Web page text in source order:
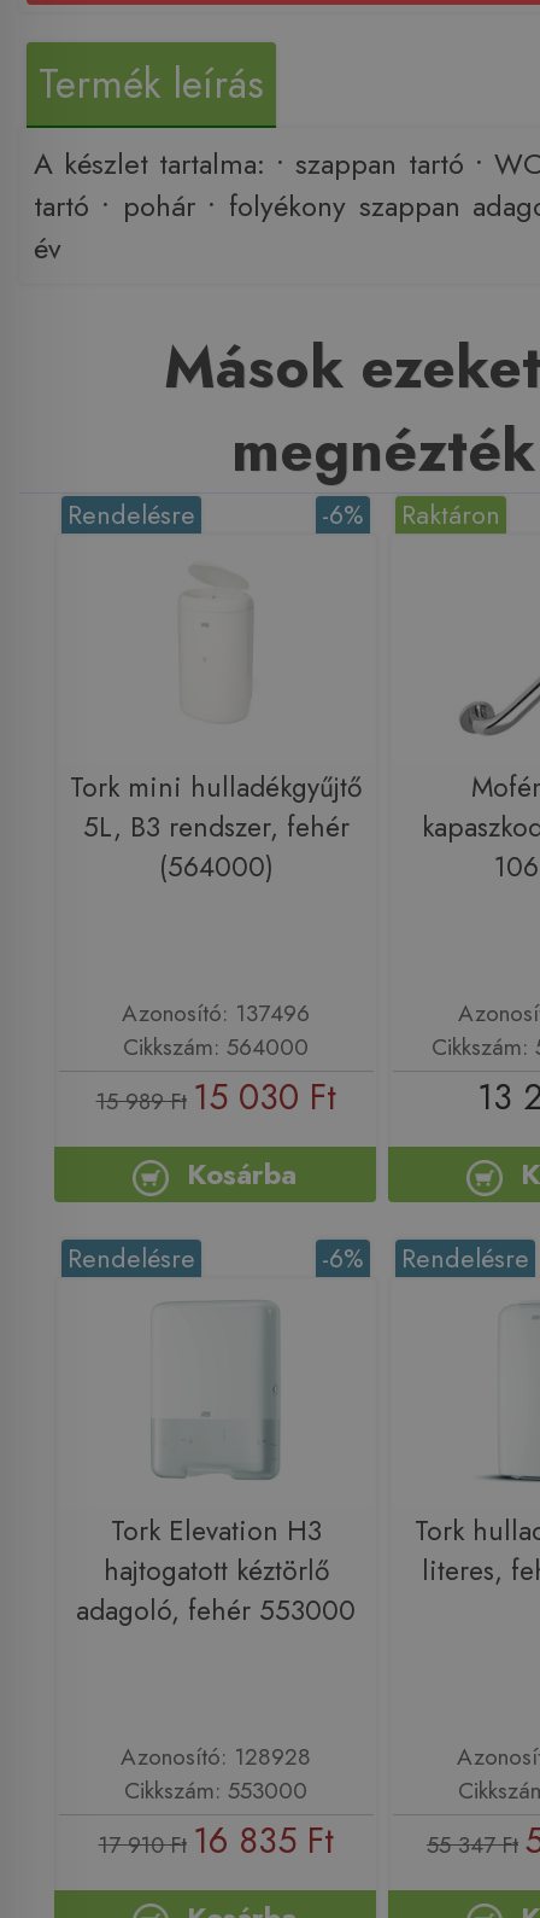
Termék leírás
A készlet tartalma: • szappan tartó •
tartó • pohár • folyékony szappan
év
Mások
megnézték
-6%
Rendelésre
Tork mini hulladékgyűjtő
5L, B3 rendszer, fehér
(564000)
Azonosító: 137496
Cikkszám: 564000
15 989 Ft 15 030 Ft
Kosárba
Raktáron
13
-6%
Rendelésre
Tork Elevation H3
hajtogatott kéztörlő
adagoló, fehér 553000
Azonosító: 128928
Cikkszám: 553000
17 910 Ft 16 835 Ft
Rendelésre
Tork
literes,
55 347 Ft